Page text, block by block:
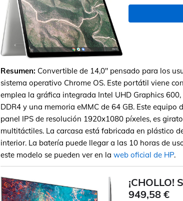
Resumen: Convertible de 14,0" pensado para los
sistema operativo Chrome OS. Este portátil viene
emplea la gráfica integrada Intel UHD Graphics
DDR4 y una memoria eMMC de 64 GB. Este
panel IPS de resolución 1920x1080 píxeles, es
multitáctiles. La carcasa está fabricada en plástico
interior. La batería puede llegar a las 10 horas de
este modelo se pueden ver en la web oficial de HP.
¡CHOLLO!
949,58 €